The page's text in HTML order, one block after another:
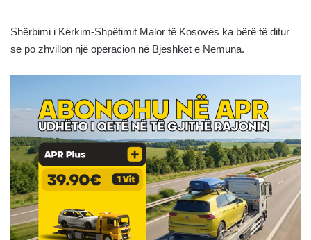
Shërbimi i Kërkim-Shpëtimit Malor të Kosovës ka bërë të ditur
se po zhvillon një operacion në Bjeshkët e Nemuna.